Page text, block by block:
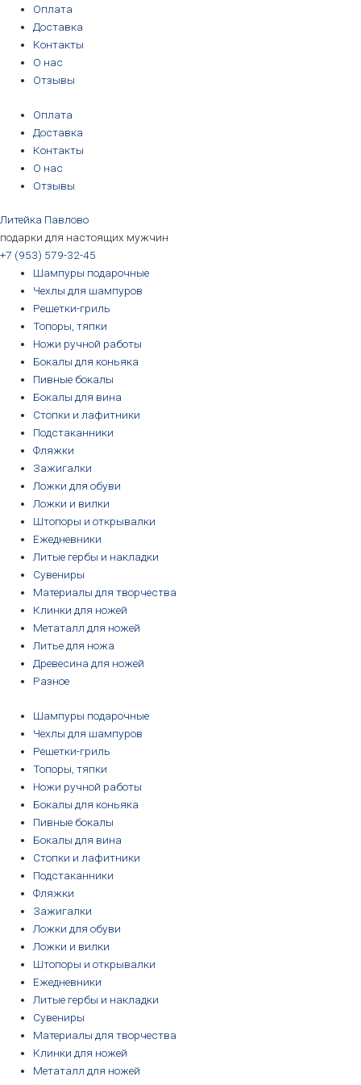
Перейти
содержимому
Оплата
Доставка
Контакты
О нас
Отзывы
Оплата
Доставка
Контакты
О нас
Отзывы
Литейка Павлово
подарки для настоящих мужчин
+7 (953) 579-32-45
Шампуры подарочные
Чехлы для шампуров
Решетки-гриль
Топоры, тяпки
Ножи ручной работы
Бокалы для коньяка
Пивные бокалы
Бокалы для вина
Стопки и лафитники
Подстаканники
Фляжки
Зажигалки
Ложки для обуви
Ложки и вилки
Штопоры и открывалки
Ежедневники
Литые гербы и накладки
Сувениры
Материалы для творчества
Клинки для ножей
Метаталл для ножей
Литье для ножа
Древесина для ножей
Разное
Шампуры подарочные
Чехлы для шампуров
Решетки-гриль
Топоры, тяпки
Ножи ручной работы
Бокалы для коньяка
Пивные бокалы
Бокалы для вина
Стопки и лафитники
Подстаканники
Фляжки
Зажигалки
Ложки для обуви
Ложки и вилки
Штопоры и открывалки
Ежедневники
Литые гербы и накладки
Сувениры
Материалы для творчества
Клинки для ножей
Метаталл для ножей
Количество
товара
Бокал
коньяка
сосновом
лесу"
Первоначальная
цена
составляла
Первоначальная
цена
составляла
Первоначальная
цена
составляла
Первоначальная
цена
составляла